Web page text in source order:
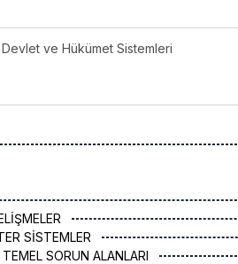
Devlet ve Hükümet Sistemleri
SİSTEMLER
SORUN ALANLARI